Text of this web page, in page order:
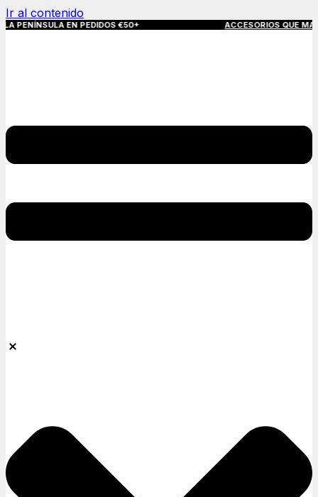
Ir al contenido
EN PEDIDOS €50+ ACCESORIOS QUE MARCAN LA